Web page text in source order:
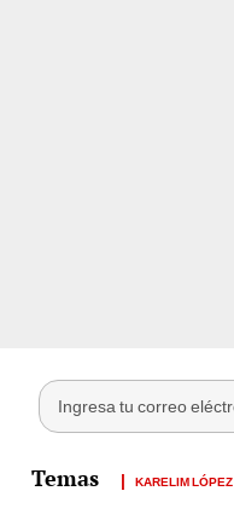
KARELIM LÓPEZ